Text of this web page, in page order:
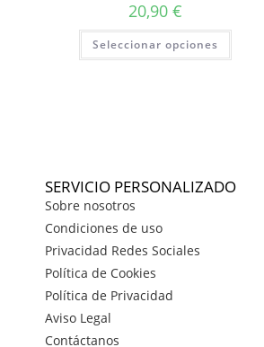
20,90 €
Seleccionar opciones
SERVICIO PERSONALIZADO
Sobre nosotros
Condiciones de uso
Privacidad Redes Sociales
Política de Cookies
Política de Privacidad
Aviso Legal
Contáctanos